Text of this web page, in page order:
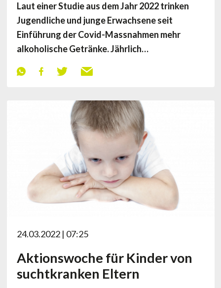
Laut einer Studie aus dem Jahr 2022 trinken
Jugendliche und junge Erwachsene seit
Einführung der Covid-Massnahmen mehr
alkoholische Getränke. Jährlich…
24.03.2022 | 07:25
Aktionswoche für Kinder von
suchtkranken Eltern